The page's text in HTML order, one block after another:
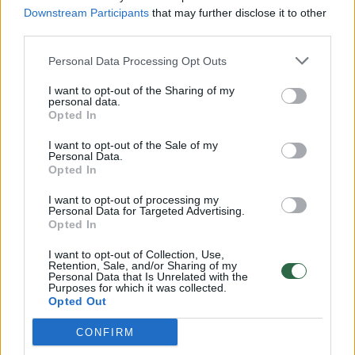
Downstream Participants that may further disclose it to other
Personal Data Processing Opt Outs
I want to opt-out of the Sharing of my
personal data.
Opted In
I want to opt-out of the Sale of my
Personal Data.
Opted In
I want to opt-out of processing my
Personal Data for Targeted Advertising.
Opted In
I want to opt-out of Collection, Use,
Retention, Sale, and/or Sharing of my
Personal Data that Is Unrelated with the
Purposes for which it was collected.
Opted Out
CONFIRM
32 laipsnių šilumos
Žinios | Orai
00:00:59
Nufilmavo, kaip patvino Vilniaus Vakarinis aplinkkelis:
vaizdas pribloškia
Avarija Vilniuje: į stotelę įsirėžęs automobilis sužalojo
dvi moteris
Žinios | Lietuvos diena
Visi įrašai